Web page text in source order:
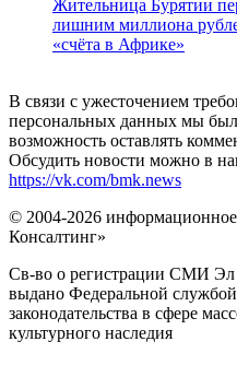
Жительница Бурятии
лишним миллиона
«счёта в Африке»
В связи с ужесточением
персональных данных мы
возможность оставлять
Обсудить новости можно в
https://vk.com/bmk.news
© 2004-2026
Консалтинг»
Св-во о регистрации СМИ
выдано Федеральной
законодательства в сфере
культурного наследия